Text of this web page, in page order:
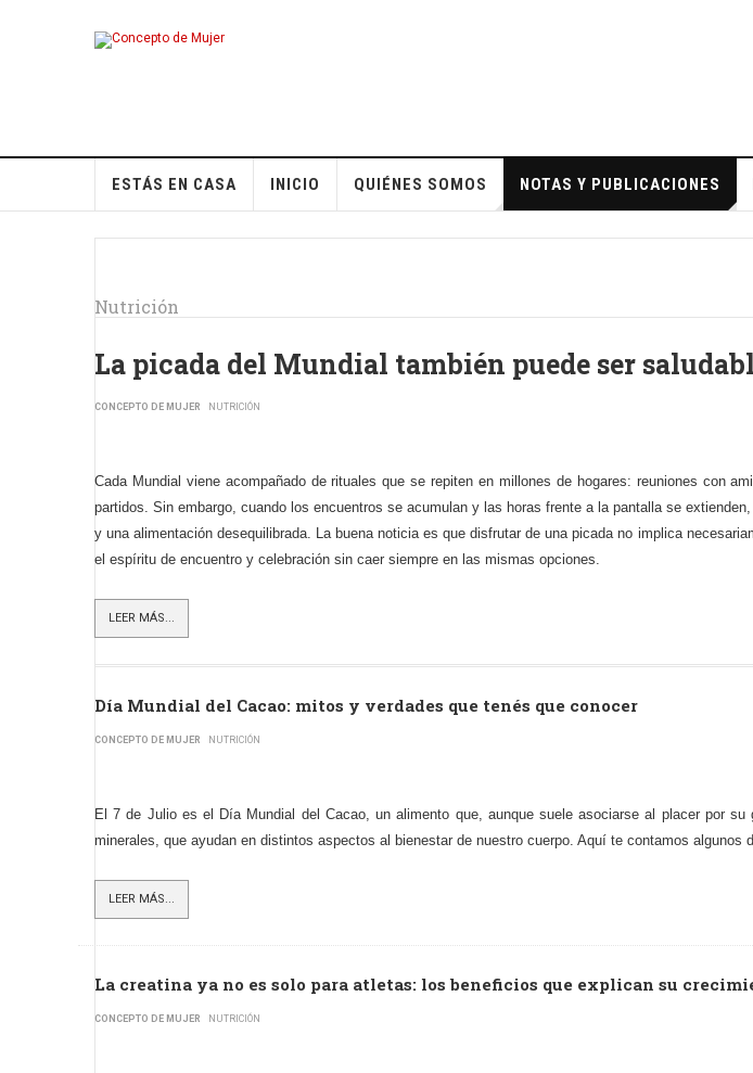
ESTÁS EN CASA INICIO QUIÉNES SOMOS NOTAS Y PUBLICACIONES
Nutrición
La picada del Mundial también puede ser
CONCEPTO DE MUJER NUTRICIÓN
Cada Mundial viene acompañado de rituales que se repiten en millones de hogares: reuniones con
partidos. Sin embargo, cuando los encuentros se acumulan y las horas frente a la pantalla se
y una alimentación desequilibrada. La buena noticia es que disfrutar de una picada no implica
el espíritu de encuentro y celebración sin caer siempre en las mismas opciones.
LEER MÁS...
Día Mundial del Cacao: mitos y verdades que tenés que conocer
CONCEPTO DE MUJER NUTRICIÓN
El 7 de Julio es el Día Mundial del Cacao, un alimento que, aunque suele asociarse al placer por
minerales, que ayudan en distintos aspectos al bienestar de nuestro cuerpo. Aquí te contamos algunos
LEER MÁS...
La creatina ya no es solo para atletas: los beneficios que explican su
CONCEPTO DE MUJER NUTRICIÓN